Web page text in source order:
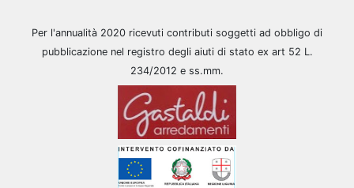
Per l'annualità 2020 ricevuti contributi soggetti ad obbligo di
pubblicazione nel registro degli aiuti di stato ex art 52 L.
234/2012 e ss.mm.